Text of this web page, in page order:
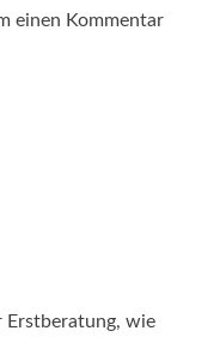
einen Kommentar
Erstberatung, wie